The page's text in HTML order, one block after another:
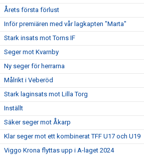
Årets första förlust
Inför premiären med vår lagkapten "Marta"
Stark insats mot Torns IF
Seger mot Kvarnby
Ny seger för herrarna
Målrikt i Veberöd
Stark laginsats mot Lilla Torg
Inställt
Säker seger mot Åkarp
Klar seger mot ett kombinerat TFF U17 och U19
Viggo Krona flyttas upp i A-laget 2024